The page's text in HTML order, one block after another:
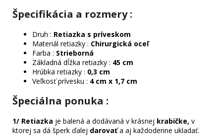
Špecifikácia a rozmery :
Druh : Retiazka s príveskom
Materiál retiazky : Chirurgická oceľ
Farba : Strieborná
Základná dĺžka retiazky : 45 cm
Hrúbka retiazky : 0,3 cm
Veľkosť prívesku : 4 cm x 1,7 cm
Špeciálna ponuka :
1/ Retiazka je balená a dodávaná v krásnej krabičke, v
ktorej sa dá šperk ďalej darovaťa aj každodenne ukladať.